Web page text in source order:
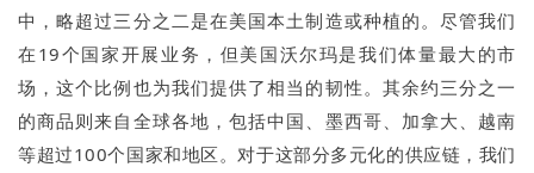
中，略超过三分之二是在美国本土制造或种植的。尽管我们
在19个国家开展业务，但美国沃尔玛是我们体量最大的市
场，这个比例也为我们提供了相当的韧性。其余约三分之一
的商品则来自全球各地，包括中国、墨西哥、加拿大、越南
等超过100个国家和地区。对于这部分多元化的供应链，我们